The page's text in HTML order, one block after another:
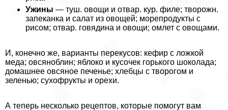
Ужины — туш. овощи и отвар. кур. филе; творожн.
запеканка и салат из овощей; морепродукты с
рисом; отвар. говядина и овощи; омлет с овощами.
И, конечно же, варианты перекусов: кефир с ложкой
меда; овсяноблин; яблоко и кусочек горького шоколада;
домашнее овсяное печенье; хлебцы с творогом и
зеленью; сухофрукты и орехи.
А теперь несколько рецептов, которые помогут вам